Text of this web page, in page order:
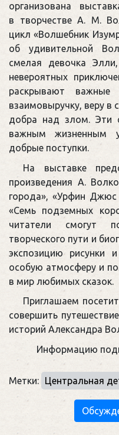
организована
в творчестве А. М.
цикл «Волшебник
об удивительной
смелая девочка
невероятных
раскрывают
взаимовыручку, веру в
добра над злом. Эти
важным жизненным
добрые поступки.
На выставке
произведения А.
города», «Урфин
«Семь подземных
читатели смогут
творческого пути и
экспозицию рисунки
особую атмосферу и
в мир любимых сказок.
Приглашаем
совершить
историй Александра
Информацию
Метки: Центральная